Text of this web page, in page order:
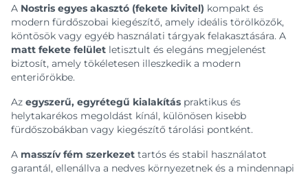
A Nostris egyes akasztó (fekete kivitel) kompakt és
modern fürdőszobai kiegészítő, amely ideális törölközők,
köntösök vagy egyéb használati tárgyak felakasztására. A
matt fekete felület letisztult és elegáns megjelenést
biztosít, amely tökéletesen illeszkedik a modern
enteriőrökbe.
Az egyszerű, egyrétegű kialakítás praktikus és
helytakarékos megoldást kínál, különösen kisebb
fürdőszobákban vagy kiegészítő tárolási pontként.
A masszív fém szerkezet tartós és stabil használatot
garantál, ellenállva a nedves környezetnek és a mindennapi